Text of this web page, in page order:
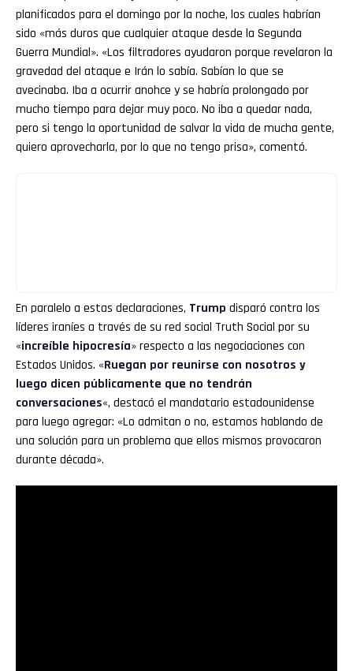
planificados para el domingo por la noche, los cuales habrían
sido «más duros que cualquier ataque desde la Segunda
Guerra Mundial». «Los filtradores ayudaron porque revelaron la
gravedad del ataque e Irán lo sabía. Sabían lo que se
avecinaba. Iba a ocurrir anohce y se habría prolongado por
mucho tiempo para dejar muy poco. No iba a quedar nada,
pero si tengo la oportunidad de salvar la vida de mucha gente,
quiero aprovecharla, por lo que no tengo prisa», comentó.
En paralelo a estas declaraciones, Trump disparó contra los
líderes iraníes a través de su red social Truth Social por su
«increíble hipocresía» respecto a las negociaciones con
Estados Unidos. «Ruegan por reunirse con nosotros y
luego dicen públicamente que no tendrán
conversaciones«, destacó el mandatario estadounidense
para luego agregar: «Lo admitan o no, estamos hablando de
una solución para un problema que ellos mismos provocaron
durante década».